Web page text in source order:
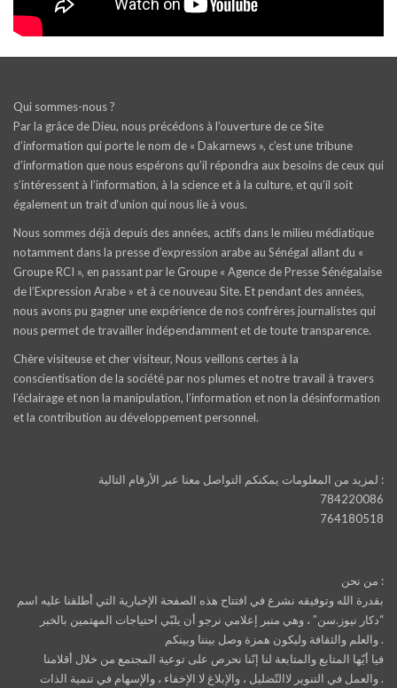
Qui sommes-nous ?
Par la grâce de Dieu, nous précédons à l’ouverture de ce Site
d’information qui porte le nom de « Dakarnews », c’est une tribune
d’information que nous espérons qu’il répondra aux besoins de ceux qui
s’intéressent à l’information, à la science et à la culture, et qu’il soit
également un trait d‘union qui nous lie à vous.
Nous sommes déjà depuis des années, actifs dans le milieu médiatique
notamment dans la presse d’expression arabe au Sénégal allant du «
Groupe RCI », en passant par le Groupe « Agence de Presse Sénégalaise
de l’Expression Arabe » et à ce nouveau Site. Et pendant des années,
nous avons pu gagner une expérience de nos confrères journalistes qui
nous permet de travailler indépendamment et de toute transparence.
Chère visiteuse et cher visiteur, Nous veillons certes à la
conscientisation de la société par nos plumes et notre travail à travers
l’éclairage et non la manipulation, l’information et non la désinformation
et la contribution au développement personnel.
لمزيد من المعلومات يمكنكم التواصل معنا عبر الأرقام التالية :
784220086
764180518
من نحن :
بقدرة الله وتوفيقه نشرع في افتتاح هذه الصفحة الإخبارية التي أطلقنا عليه اسم
“دكار نيوز.سن” ، وهي منبر إعلامي نرجو أن يلبّي احتياجات المهتمين بالخبر
والعلم والثقافة وليكون همزة وصل بيننا وبينكم .
فيا أيّها المتابع والمتابعة لنا إنّنا نحرص على توعية المجتمع من خلال أقلامنا
والعمل في التنوير لاالتّضليل ، والإبلاغ لا الإخفاء ، والإسهام في تنمية الذات .